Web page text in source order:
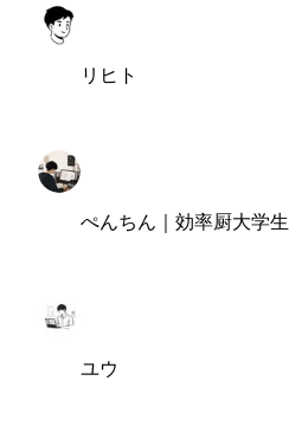
リヒト
ぺんちん｜効率厨大学生
ユウ